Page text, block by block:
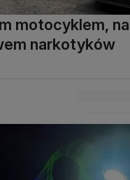
motocyklem,
narkotyków